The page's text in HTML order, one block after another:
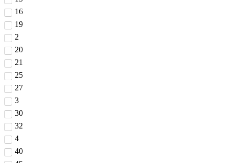
16
19
2
20
21
25
27
3
30
32
4
40